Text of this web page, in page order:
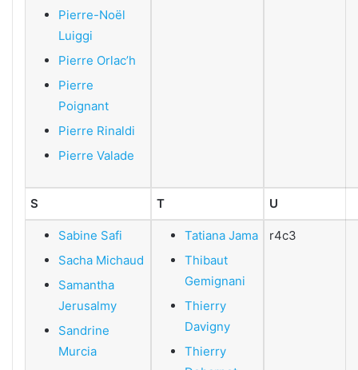
Pierre-Noël
Luiggi
Pierre Orlac’h
Pierre
Poignant
Pierre Rinaldi
Pierre Valade
S T U
Sabine Safi
Sacha Michaud
Samantha
Jerusalmy
Sandrine
Murcia
Tatiana Jama
Thibaut
Gemignani
Thierry
Davigny
Thierry
r4c3